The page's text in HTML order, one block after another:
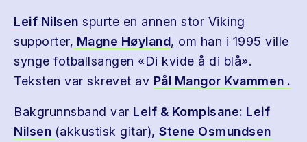
Leif Nilsen spurte en annen stor Viking
supporter, Magne Høyland, om han i 1995 ville
synge fotballsangen «Di kvide å di blå».
Teksten var skrevet av Pål Mangor Kvammen .
Bakgrunnsband var Leif & Kompisane: Leif
Nilsen (akkustisk gitar), Stene Osmundsen